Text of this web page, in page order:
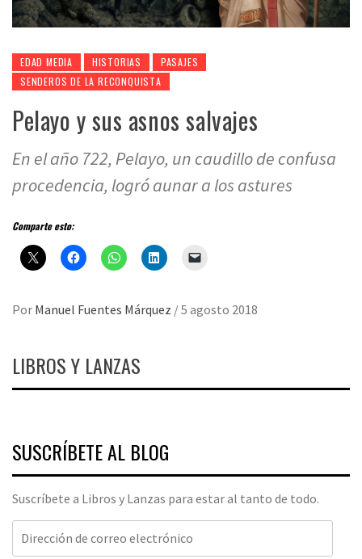
EDAD MEDIA HISTORIAS
PASAJES
SENDEROS DE LA RECONQUISTA
Pelayo y sus asnos salvajes
En el año 722, Pelayo, un caudillo de confusa
procedencia, logró aunar a los astures
Comparte esto:
Por Manuel Fuentes Márquez /5 agosto 2018
LIBROS Y LANZAS
SUSCRÍBETE AL BLOG
Suscríbete a Libros y Lanzas para estar al tanto de todo.
Dirección